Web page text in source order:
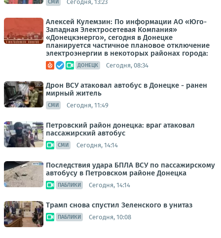
СМИ Сегодня, 13:23
Алексей Кулемзин: По информации АО «Юго-
Западная Электросетевая Компания»
«Донецкэнерго», сегодня в Донецке
планируется частичное плановое отключение
электроэнергии в некоторых районах города:
ДОНЕЦК Сегодня, 08:34
Дрон ВСУ атаковал автобус в Донецке - ранен
мирный житель
СМИ Сегодня, 11:49
Петровский район донецка: враг атаковал
пассажирский автобус
СМИ Сегодня, 14:14
Последствия удара БПЛА ВСУ по пассажирскому
автобусу в Петровском районе Донецка
ПАБЛИКИ Сегодня, 14:14
Трамп снова спустил Зеленского в унитаз
ПАБЛИКИ Сегодня, 10:08